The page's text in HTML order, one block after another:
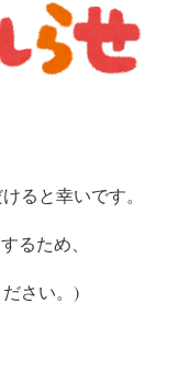
ると幸いです。
るため、
さい。)